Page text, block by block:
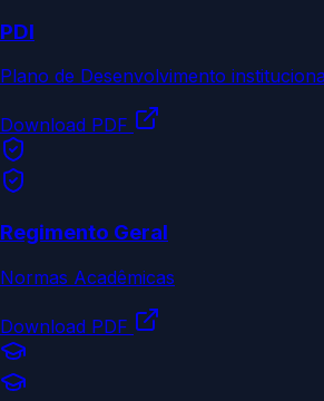
PDI
Plano de Desenvolvimento
Download PDF
Regimento Geral
Normas Acadêmicas
Download PDF